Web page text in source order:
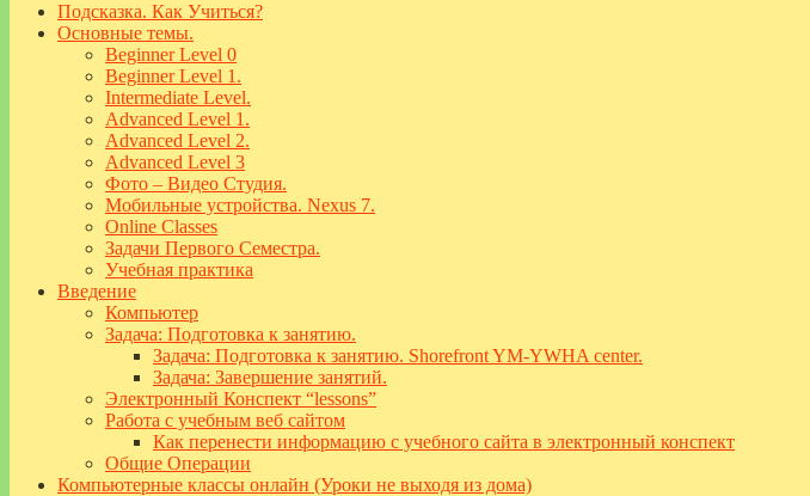
Подсказка. Как Учиться?
Основные темы.
Beginner Level 0
Beginner Level 1.
Intermediate Level.
Advanced Level 1.
Advanced Level 2.
Advanced Level 3
Фото – Видео Студия.
Мобильные устройства. Nexus 7.
Online Classes
Задачи Первого Семестра.
Учебная практика
Введение
Компьютер
Задача: Подготовка к занятию.
Задача: Подготовка к занятию. Shorefront YM-YWHA center.
Задача: Завершение занятий.
Электронный Конспект “lessons”
Работа с учебным веб сайтом
Как перенести информацию с учебного сайта в электронный конспект
Общие Операции
Компьютерные классы онлайн (Уроки не выходя из дома)